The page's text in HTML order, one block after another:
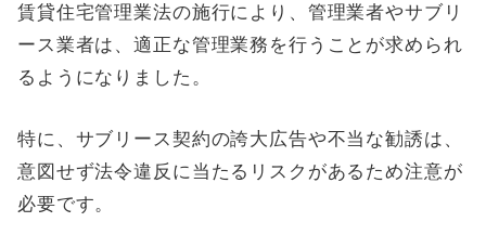
賃貸住宅管理業法の施行により、管理業者やサブリ
ース業者は、適正な管理業務を行うことが求められ
るようになりました。
特に、サブリース契約の誇大広告や不当な勧誘は、
意図せず法令違反に当たるリスクがあるため注意が
必要です。